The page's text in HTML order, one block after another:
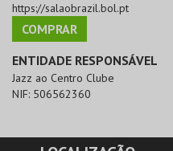
https://salaobrazil.bol.pt
COMPRAR
ENTIDADE RESPONSÁVEL
Jazz ao Centro Clube
NIF: 506562360